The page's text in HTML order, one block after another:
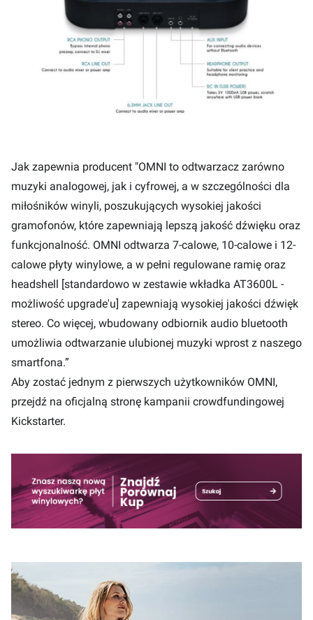
Jak zapewnia producent "OMNI to odtwarzacz zarówno
muzyki analogowej, jak i cyfrowej, a w szczególności dla
miłośników winyli, poszukujących wysokiej jakości
gramofonów, które zapewniają lepszą jakość dźwięku oraz
funkcjonalność. OMNI odtwarza 7-calowe, 10-calowe i 12-
calowe płyty winylowe, a w pełni regulowane ramię oraz
headshell [standardowo w zestawie wkładka AT3600L -
możliwość upgrade'u] zapewniają wysokiej jakości dźwięk
stereo. Co więcej, wbudowany odbiornik audio bluetooth
umożliwia odtwarzanie ulubionej muzyki wprost z naszego
smartfona.”
Aby zostać jednym z pierwszych użytkowników OMNI,
przejdź na oficjalną stronę kampanii crowdfundingowej
Kickstarter.